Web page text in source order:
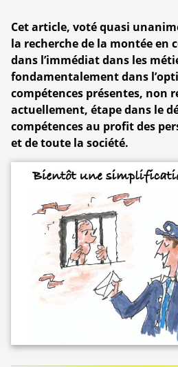
Cet article, voté quasi
la recherche de la montée en
dans l’immédiat dans les
fondamentalement dans
compétences présentes, non
actuellement, étape dans le
compétences au profit des
et de toute la société.